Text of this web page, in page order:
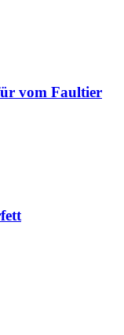
vom Faultier